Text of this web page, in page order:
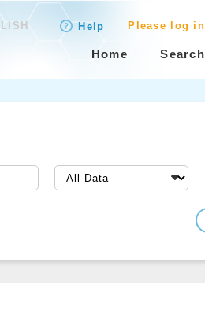
Help Please log in
Home Search